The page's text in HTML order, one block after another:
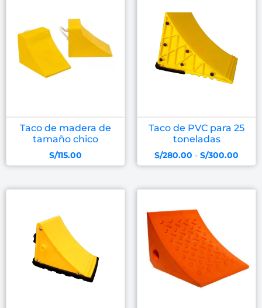
Taco de madera de
tamaño chico
S/115.00
Taco de PVC para 25
toneladas
S/280.00 - S/300.00